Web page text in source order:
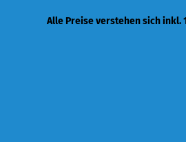
Alle Preise verstehen sich inkl.